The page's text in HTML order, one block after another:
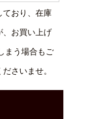
おり、在庫
、お買い上げ
まう場合もご
さいませ。